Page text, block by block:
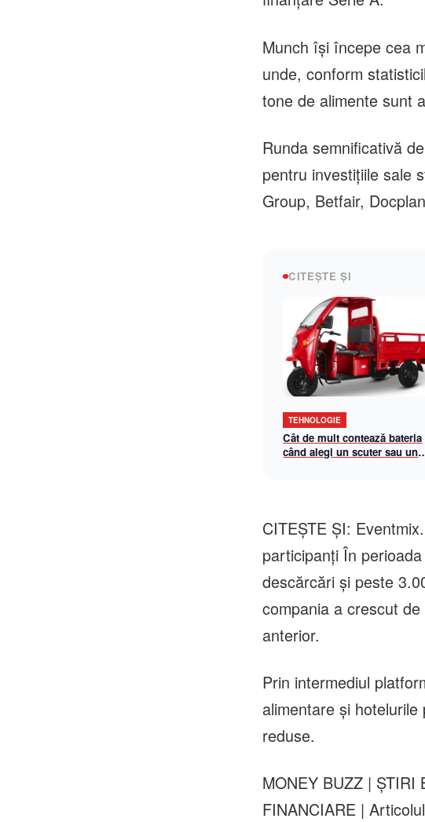
Munch își începe cea
unde, conform
tone de alimente sunt
Runda semnificativă
pentru investițiile sale
Group, Betfair,
CITEȘTE ȘI
TEHNOLOGIE
Cât de mult contează bateria
când alegi un scuter sau un
CITEȘTE ȘI:
participanți În
descărcări și peste
compania a crescut
anterior.
Prin intermediul
alimentare și
reduse.
MONEY BUZZ | ȘTIRI
FINANCIARE |